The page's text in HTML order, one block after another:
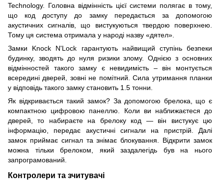
Technology. Головна відмінність цієї системи полягає в тому,
що код доступу до замку передається за допомогою
акустичних сигналів, що вистукуються твердою поверхнею.
Тому ця система отримала у народі назву «дятел».
Замки Knock N'Lock гарантують найвищий ступінь безпеки
будинку, зводять до нуля ризики злому. Однією з основних
відмінностей такого замку є невидимість – він монтується
всередині дверей, зовні не помітний. Сила утримання планки
у відповідь такого замку становить 1.5 тонни.
Як відкривається такий замок? За допомогою брелока, що є
компактною цифровою панеллю. Коли ви наближаєтеся до
дверей, то набираєте на брелоку код — він вистукує цю
інформацію, передає акустичні сигнали на пристрій. Далі
замок приймає сигнал та знімає блокування. Відкрити замок
можна тільки брелоком, який заздалегідь був на нього
запрограмований.
Контролери та зчитувачі